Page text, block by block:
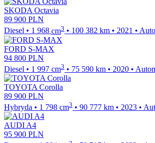
SKODA Octavia
89 900 PLN
Diesel • 1 968 cm3 • 100 382 km • 2021 •
FORD S-MAX
94 800 PLN
Diesel • 1 997 cm3 • 75 590 km • 2020 •
TOYOTA Corolla
89 900 PLN
Hybryda • 1 798 cm3 • 90 777 km • 2023 •
AUDI A4
95 900 PLN